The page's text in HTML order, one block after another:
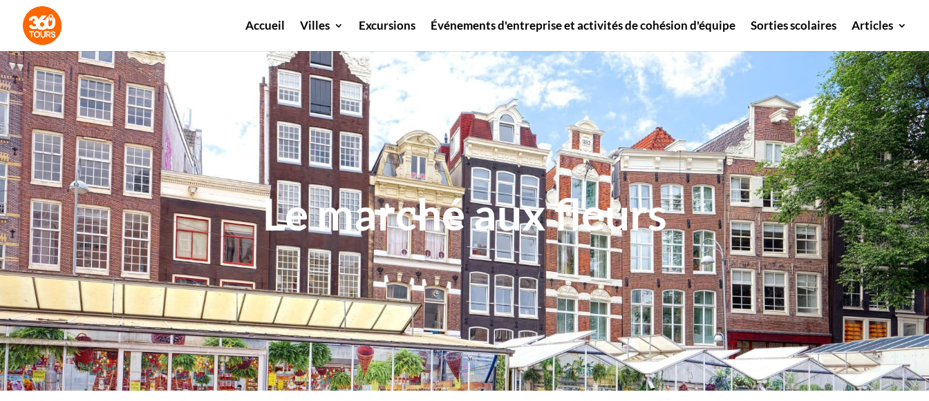
Accueil Villes Excursions Événements d'entreprise et activités de cohésion d'équipe Sorties scolaires Articles
Le marché aux fleurs